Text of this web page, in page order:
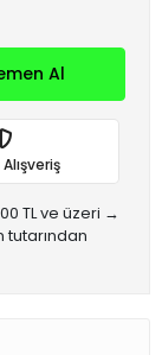
Al
TL ve üzeri →
tutarından